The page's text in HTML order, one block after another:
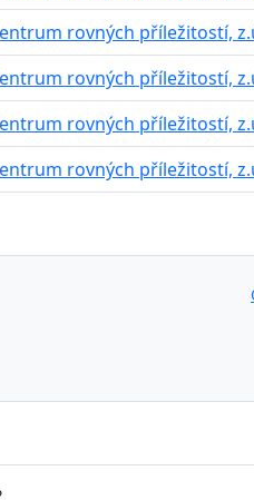
rovných příležitostí,
rovných příležitostí,
rovných příležitostí,
rovných příležitostí,